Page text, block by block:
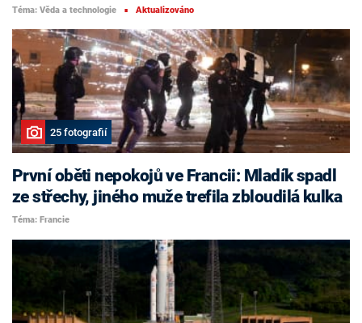
Téma: Věda a technologie ■ Aktualizováno
25 fotografií
První oběti nepokojů ve Francii: Mladík spadl
ze střechy, jiného muže trefila zbloudilá kulka
Téma: Francie